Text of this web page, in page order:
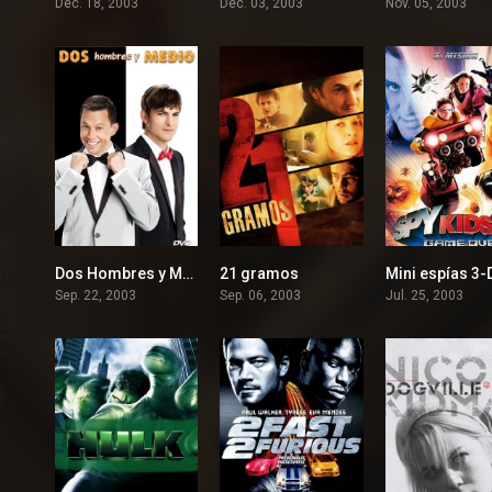
7.46Dos Hombres y Medio
Sep. 22, 2003
21 gramos
Sep. 06, 2003
Mini espías 3-
Jul. 25, 2003